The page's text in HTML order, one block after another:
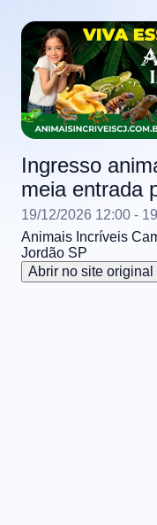
Ingresso
meia entrada
19/12/2026 12:00 -
Animais Incríveis
Jordão SP
Abrir no site original